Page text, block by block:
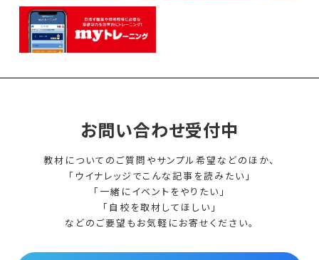
お問い合わせ受付中
教材についてのご質問やサンプル希望などのほか、
「ウイナレッジでこんな記事を読みたい」
「一緒にイベントをやりたい」
「自校を取材してほしい」
などのご要望もお気軽にお寄せください。